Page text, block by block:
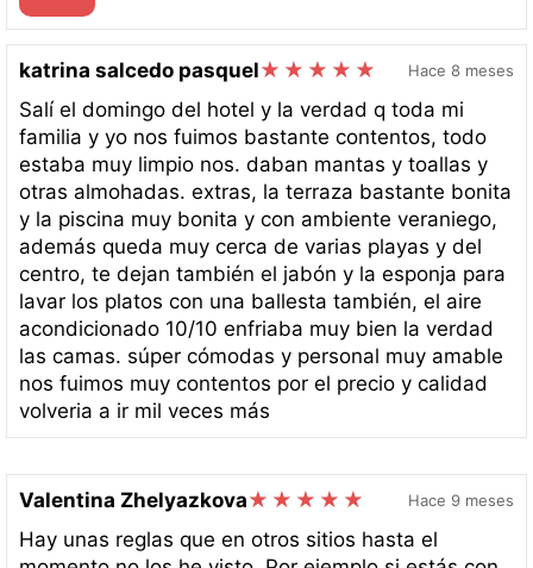
katrina salcedo pasquel Hace 8 meses
Salí el domingo del hotel y la verdad q toda mi
familia y yo nos fuimos bastante contentos, todo
estaba muy limpio nos. daban mantas y toallas y
otras almohadas. extras, la terraza bastante bonita
y la piscina muy bonita y con ambiente veraniego,
además queda muy cerca de varias playas y del
centro, te dejan también el jabón y la esponja para
lavar los platos con una ballesta también, el aire
acondicionado 10/10 enfriaba muy bien la verdad
las camas. súper cómodas y personal muy amable
nos fuimos muy contentos por el precio y calidad
volveria a ir mil veces más
Valentina Zhelyazkova Hace 9 meses
Hay unas reglas que en otros sitios hasta el